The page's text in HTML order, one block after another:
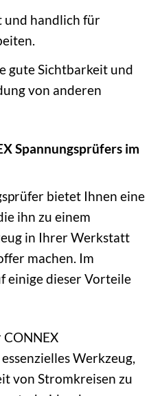
und handlich für
gute Sichtbarkeit und
von anderen
Spannungsprüfers im
bietet Ihnen eine
ihn zu einem
in Ihrer Werkstatt
machen. Im
einige dieser Vorteile
CONNEX
Werkzeug,
von Stromkreisen zu